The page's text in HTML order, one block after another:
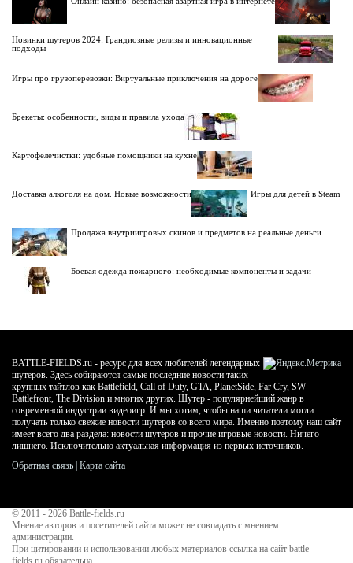
Новинки шутеров 2024: Грандиозные релизы и инновационные
подходы
Игры про грузоперевозки: Виртуальные приключения на дороге
Брекеты: особенности, виды и правила ухода
Картофелечистки: удобные помощники на кухне
Доставка алкоголя на дом. Новые возможности Игры для детей в Steam
Продажа внутриигровых скинов и предметов на реальные деньги
Боевая одежда пожарного: необходимые компоненты и задачи
BATTLE-FIELDS.ru - ресурс для всех любителей легендарных
шутеров. Здесь собираются самые последние новости таких
крупных тайтлов как Battlefield, Call of Duty, GTA, PlanetSide, Far Cry, SW
Battlefront, The Division и многих других. Шутер - популярнейший жанр в
современной индустрии видеоигр. И мы хотим, чтобы наши читатели могли
получать только свежие новости шутеров со всего мира. Именно поэтому наш сайт
имеет всего два раздела: новости шутеров и прочие игровые новости. Ничего
лишнего. Исключительно актуальная информация из первых источников.
Обратная связь Карта сайта
© 2011 - 2026 Battle-fields.ru
Мнение авторов и посетителей сайта может не совпадать с мнением
администрации.
При цитировании и использовании любых материалов ссылка на сайт battle-
fields.ru обязательна.